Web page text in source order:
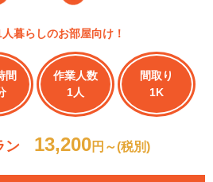
暮らしのお部屋向け！
間
作業人数
1人
間取り
1K
ン 13,200円～(税別)